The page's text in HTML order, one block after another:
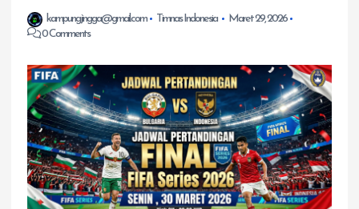
kampungjingga@gmail.com Timnas Indonesia
Maret 29, 2026
0 Comments